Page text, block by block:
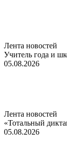
Лента новостей
Учитель года и
05.08.2026
Лента новостей
«Тотальный
05.08.2026